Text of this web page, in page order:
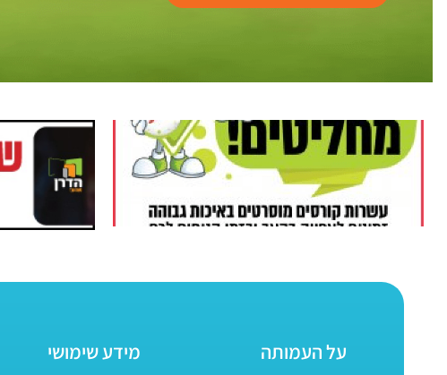
על העמותה מידע שימושי